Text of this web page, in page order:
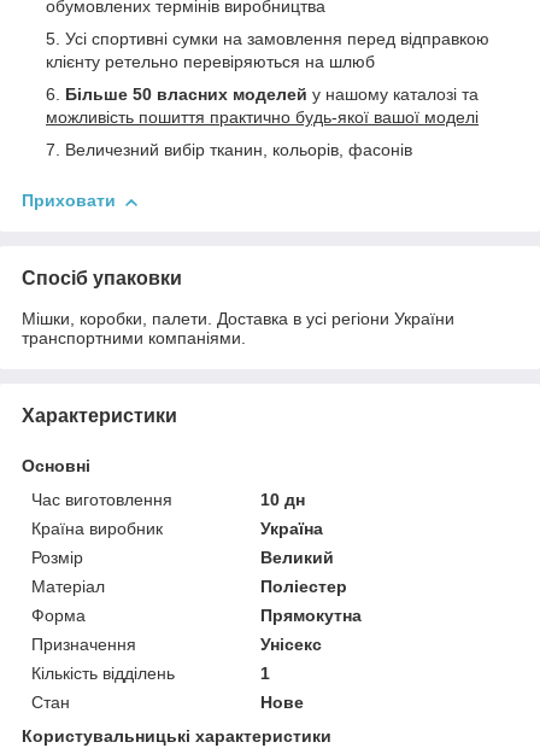
обумовлених термінів виробництва
Усі спортивні сумки на замовлення перед відправкою
клієнту ретельно перевіряються на шлюб
Більше 50 власних моделей у нашому каталозі та
можливість пошиття практично будь-якої вашої моделі
Величезний вибір тканин, кольорів, фасонів
Приховати
Спосіб упаковки
Мішки, коробки, палети. Доставка в усі регіони України
транспортними компаніями.
Характеристики
Основні
Час виготовлення
10 дн
Країна виробник
Україна
Розмір
Великий
Матеріал
Поліестер
Форма
Прямокутна
Призначення
Унісекс
Кількість відділень
1
Стан
Нове
Користувальницькі характеристики